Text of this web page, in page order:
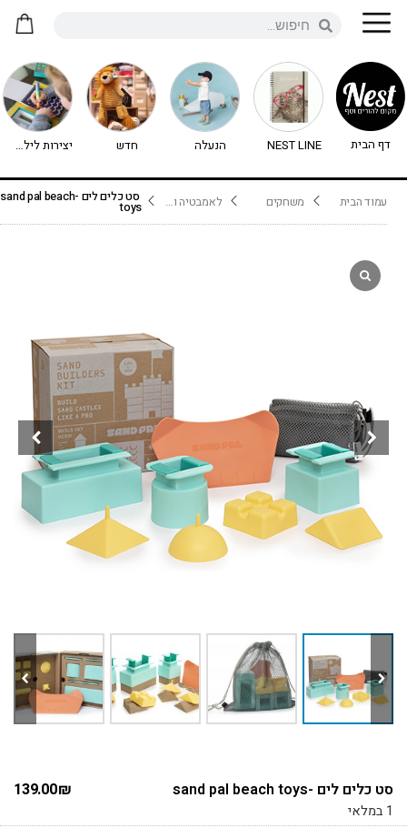
דף הבית NEST LINE הנעלה חדש יצירות לילדים - יצירה לילדים
עמוד הבית משחקים לאמבטיה ולים סט כלים לים -sand pal beach
toys
סט כלים לים -sand pal beach toys 139.00₪
1 במלאי